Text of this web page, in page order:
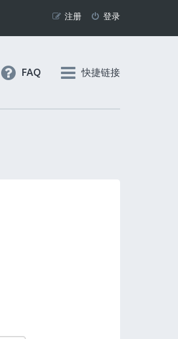
登录
注册
快捷链接
FAQ